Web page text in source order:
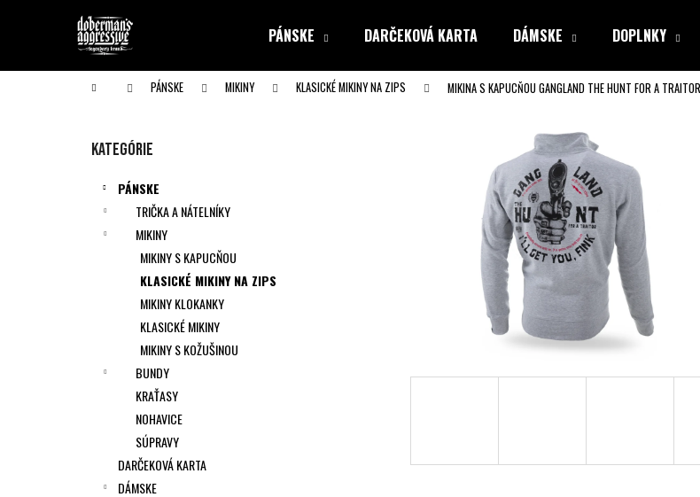
PÁNSKE DARČEKOVÁ KARTA DÁMSKE DOPLNKY
Domov PÁNSKE MIKINY KLASICKÉ MIKINY NA ZIPS MIKINA S KAPUCŇOU GANGLAND THE HUNT FOR A TRAITOR
Preskočiť
Kategórie
PÁNSKE
TRIČKA A NÁTELNÍKY
MIKINY
MIKINY S KAPUCŇOU
KLASICKÉ MIKINY NA ZIPS
MIKINY KLOKANKY
KLASICKÉ MIKINY
MIKINY S KOŽUŠINOU
BUNDY
KRAŤASY
NOHAVICE
SÚPRAVY
DARČEKOVÁ KARTA
DÁMSKE
í
Späť
do obchodu
Späť
do obchodu
Čo potrebujete nájsť?
HĽADAŤ
Odporúčame